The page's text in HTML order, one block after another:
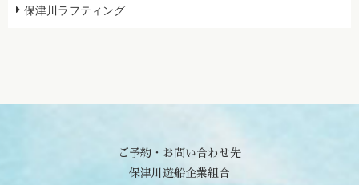
保津川ラフティング
ご予約・お問い合わせ先
保津川遊船企業組合